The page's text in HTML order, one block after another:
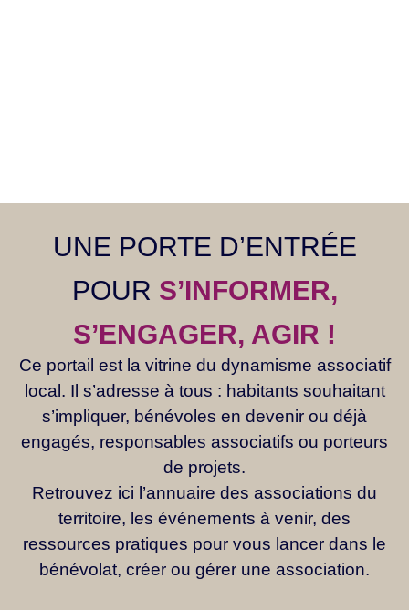
UNE PORTE D’ENTRÉE
POUR S’INFORMER,
S’ENGAGER, AGIR !
Ce portail est la vitrine du dynamisme associatif
local. Il s’adresse à tous : habitants souhaitant
s’impliquer, bénévoles en devenir ou déjà
engagés, responsables associatifs ou porteurs
de projets.
Retrouvez ici l’annuaire des associations du
territoire, les événements à venir, des
ressources pratiques pour vous lancer dans le
bénévolat, créer ou gérer une association.